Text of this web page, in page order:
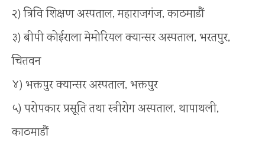
२) त्रिवि शिक्षण अस्पताल, महाराजगंज, काठमाडौं
३) बीपी कोईराला मेमोरियल क्यान्सर अस्पताल, भरतपुर,
चितवन
४) भक्तपुर क्यान्सर अस्पताल, भक्तपुर
५) परोपकार प्रसूति तथा स्त्रीरोग अस्पताल, थापाथली,
काठमाडौं